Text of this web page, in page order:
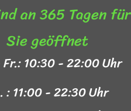
an 365 Tagen für
Sie geöffnet​
10:30 - 22:00 Uhr
: 11:00 - 22:30 Uhr